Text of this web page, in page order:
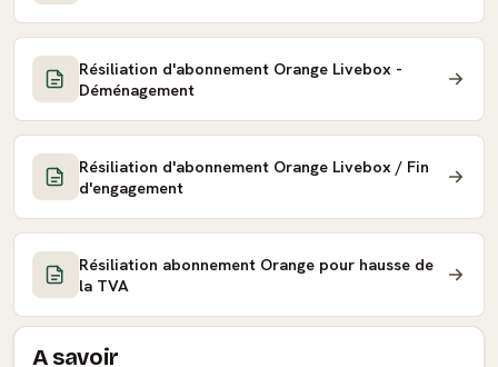
Résiliation d'abonnement Orange Livebox -
Déménagement
Résiliation d'abonnement Orange Livebox / Fin
d'engagement
Résiliation abonnement Orange pour hausse de
la TVA
A savoir